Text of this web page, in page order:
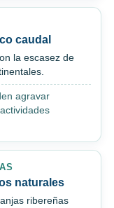
caudal
la escasez de
agravar
naturales
ribereñas